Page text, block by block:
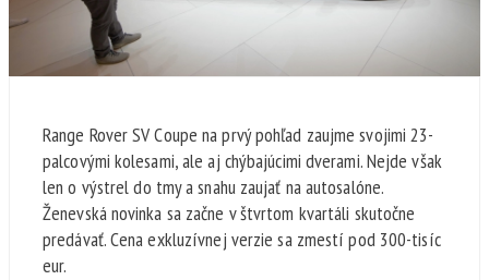
Range Rover SV Coupe na prvý pohľad zaujme svojimi 23-
palcovými kolesami, ale aj chýbajúcimi dverami. Nejde však
len o výstrel do tmy a snahu zaujať na autosalóne.
Ženevská novinka sa začne v štvrtom kvartáli skutočne
predávať. Cena exkluzívnej verzie sa zmestí pod 300-tisíc
eur.